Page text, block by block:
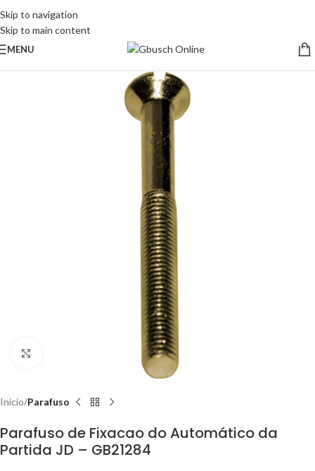
Skip to navigation
Skip to main content
MENU
Início Parafuso
Parafuso de Fixacao do Automático da
Partida JD – GB21284